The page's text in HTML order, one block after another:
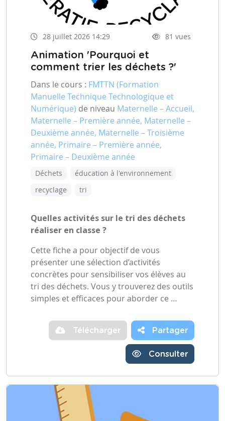
28 juillet 2026 14:29 81 vues
Animation 'Pourquoi et
comment trier les déchets ?'
Dans le cours : FMTTN (Formation
Manuelle Technique Technologique et
Numérique) de niveau Maternelle – Accueil,
Maternelle – Première année, Maternelle –
Deuxième année, Maternelle – Troisième
année, Primaire – Première année,
Primaire – Deuxième année
Déchets
éducation à l'environnement
recyclage
tri
Quelles activités sur le tri des déchets
réaliser en classe ?
Cette fiche a pour objectif de vous
présenter une sélection d’activités
concrètes pour sensibiliser vos élèves au
tri des déchets. Vous y trouverez des outils
simples et efficaces pour aborder ce …
Télécharger Partager
Consulter